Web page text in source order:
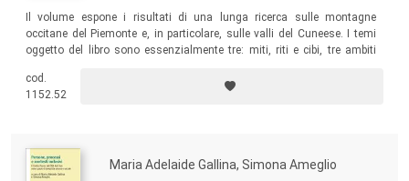
Il volume espone i risultati di una lunga ricerca sulle montagne
occitane del Piemonte e, in particolare, sulle valli del Cuneese. I temi
oggetto del libro sono essenzialmente tre: miti, riti e cibi, tre ambiti
una nuova rilettura culturale nel contesto specifico del territorio
indagato.
cod.
1152.52
Maria Adelaide Gallina, Simona Ameglio